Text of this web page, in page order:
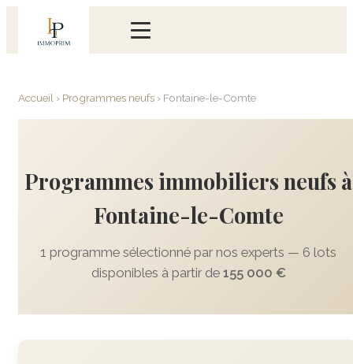
Accueil › Programmes neufs › Fontaine-le-Comte
Programmes immobiliers neufs à
Fontaine-le-Comte
1 programme sélectionné par nos experts — 6 lots
disponibles à partir de 155 000 €